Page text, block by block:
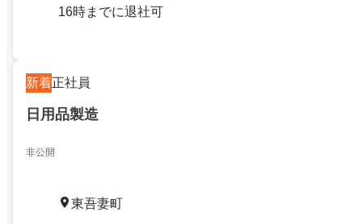
16時までに退社可
新着正社員
日用品製造
非公開
東吾妻町